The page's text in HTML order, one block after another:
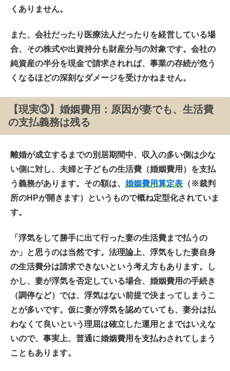
くありません。
また、会社だったり医療法人だったりを経営している場
合、その株式や出資持分も財産分与の対象です。会社の
純資産の半分を現金で請求されれば、事業の存続が危う
くなるほどの深刻なダメージを受けかねません。
【現実③】婚姻費用：原因が妻でも、生活費
の支払義務は残る
離婚が成立するまでの別居期間中、収入の多い側は少な
い側に対し、夫婦と子どもの生活費（婚姻費用 ）を支払
う義務があります。その額は、 婚姻費用算定表 （※裁判
所のHPが開きます）というもので概ね定型化されていま
す。
「浮気をして勝手に出て行った妻の生活費まで払うの
か」と思うのは当然です。法理論上、浮気をした妻自身
の生活費分は請求できないという考え方もあります。し
かし、妻が浮気を否定している場合、婚姻費用の手続き
（調停など）では、浮気はない前提で決まってしまうこ
とが多いです。仮に妻が浮気を認めていても、妻分は払
わなくて良いという理屈は確立した運用とまではいえな
いので、事実上、普通に婚姻費用を支払わされてしまう
こともあります。